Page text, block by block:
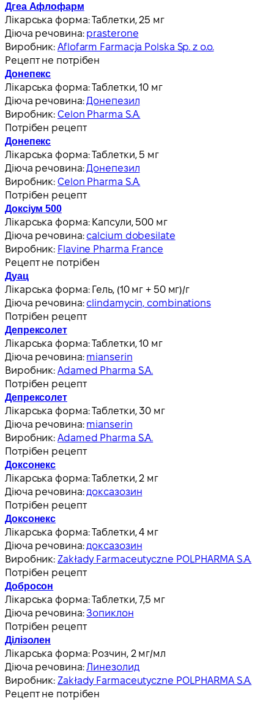
Дгеа Афлофарм
Лікарська форма:Таблетки, 25 мг
Діюча речовина: prasterone
Виробник:Aflofarm Farmacja Polska Sp. z o.o.
Рецепт не потрібен
Донепекс
Лікарська форма:Таблетки, 10 мг
Діюча речовина:Донепезил
Виробник:Celon Pharma S.A.
Потрібен рецепт
Донепекс
Лікарська форма:Таблетки, 5 мг
Діюча речовина:Донепезил
Виробник:Celon Pharma S.A.
Потрібен рецепт
Доксіум 500
Лікарська форма: Капсули, 500 мг
Діюча речовина: calcium dobesilate
Виробник: Flavine Pharma France
Рецепт не потрібен
Дуац
Лікарська форма: Гель, (10 мг + 50 мг)/г
Діюча речовина: clindamycin, combinations
Потрібен рецепт
Депрексолет
Лікарська форма:Таблетки, 10 мг
Діюча речовина: mianserin
Виробник:Adamed Pharma S.A.
Потрібен рецепт
Депрексолет
Лікарська форма:Таблетки, 30 мг
Діюча речовина: mianserin
Виробник:Adamed Pharma S.A.
Потрібен рецепт
Доксонекс
Лікарська форма:Таблетки, 2 мг
Діюча речовина:доксазозин
Потрібен рецепт
Доксонекс
Лікарська форма:Таблетки, 4 мг
Діюча речовина:доксазозин
Виробник: Zakłady Farmaceutyczne POLPHARMA S.A.
Потрібен рецепт
Добросон
Лікарська форма:Таблетки, 7,5 мг
Діюча речовина:Зопиклон
Потрібен рецепт
Ділізолен
Лікарська форма: Розчин, 2 мг/мл
Діюча речовина:Линезолид
Виробник: Zakłady Farmaceutyczne POLPHARMA S.A.
Рецепт не потрібен